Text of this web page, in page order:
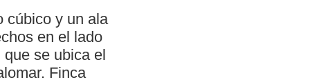
cúbico y un ala
en el lado
se ubica el
Finca